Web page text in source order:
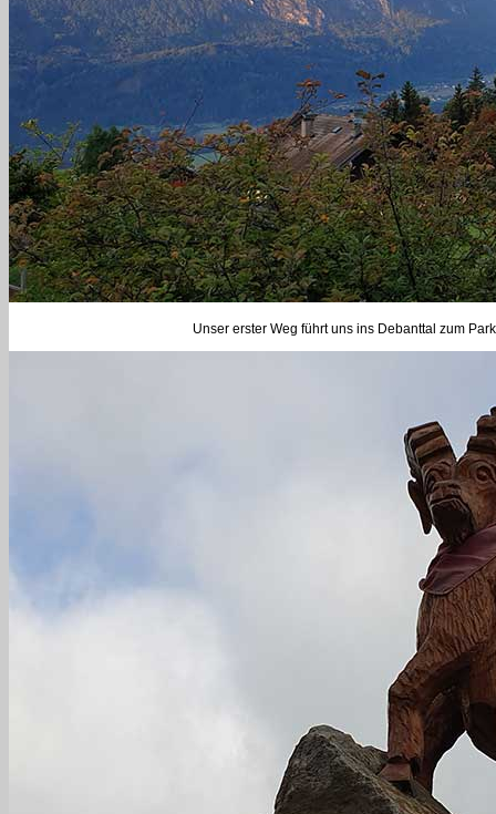
Unser erster Weg führt uns ins Debanttal zum